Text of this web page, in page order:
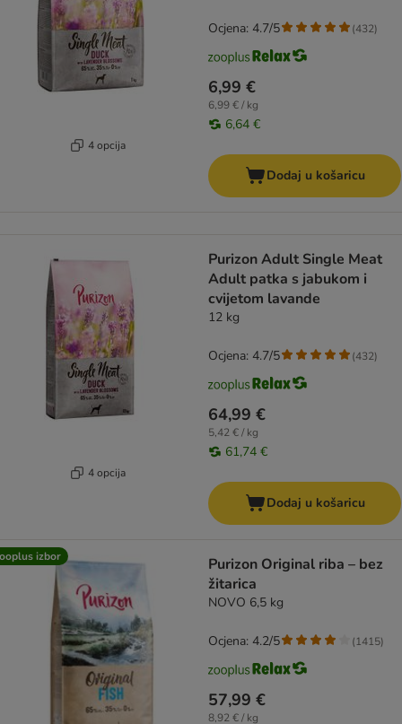
4 opcija
6,99 €
6,99 € / kg
6,64 €
Ocjena: 4.7/5 (432)
Dodaj u košaricu
4 opcija
Purizon Adult Single Meat
Adult patka s jabukom i
cvijetom lavande
12 kg
64,99 €
5,42 € / kg
61,74 €
Ocjena: 4.7/5 (432)
Dodaj u košaricu
izbor
Purizon Original riba – bez
žitarica
NOVO 6,5 kg
57,99 €
8,92 € / kg
Ocjena: 4.2/5 (1415)